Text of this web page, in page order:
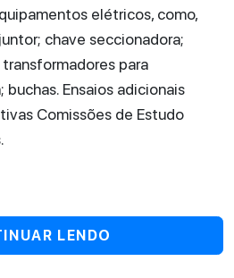
elétricos, como,
chave seccionadora;
para
Ensaios adicionais
Comissões de Estudo
LENDO